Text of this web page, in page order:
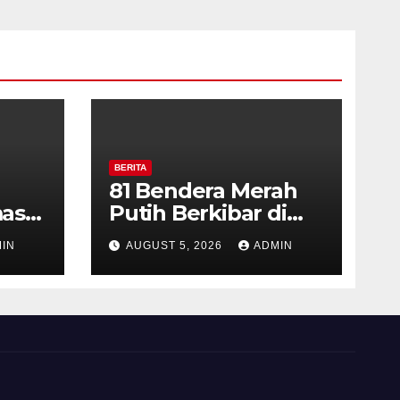
BERITA
81 Bendera Merah
Putih Berkibar di
MIN 3 Semarang,
Bhabinkamtibmas
Desa Timpik Hadiri
AUGUST 5, 2026 ADMIN